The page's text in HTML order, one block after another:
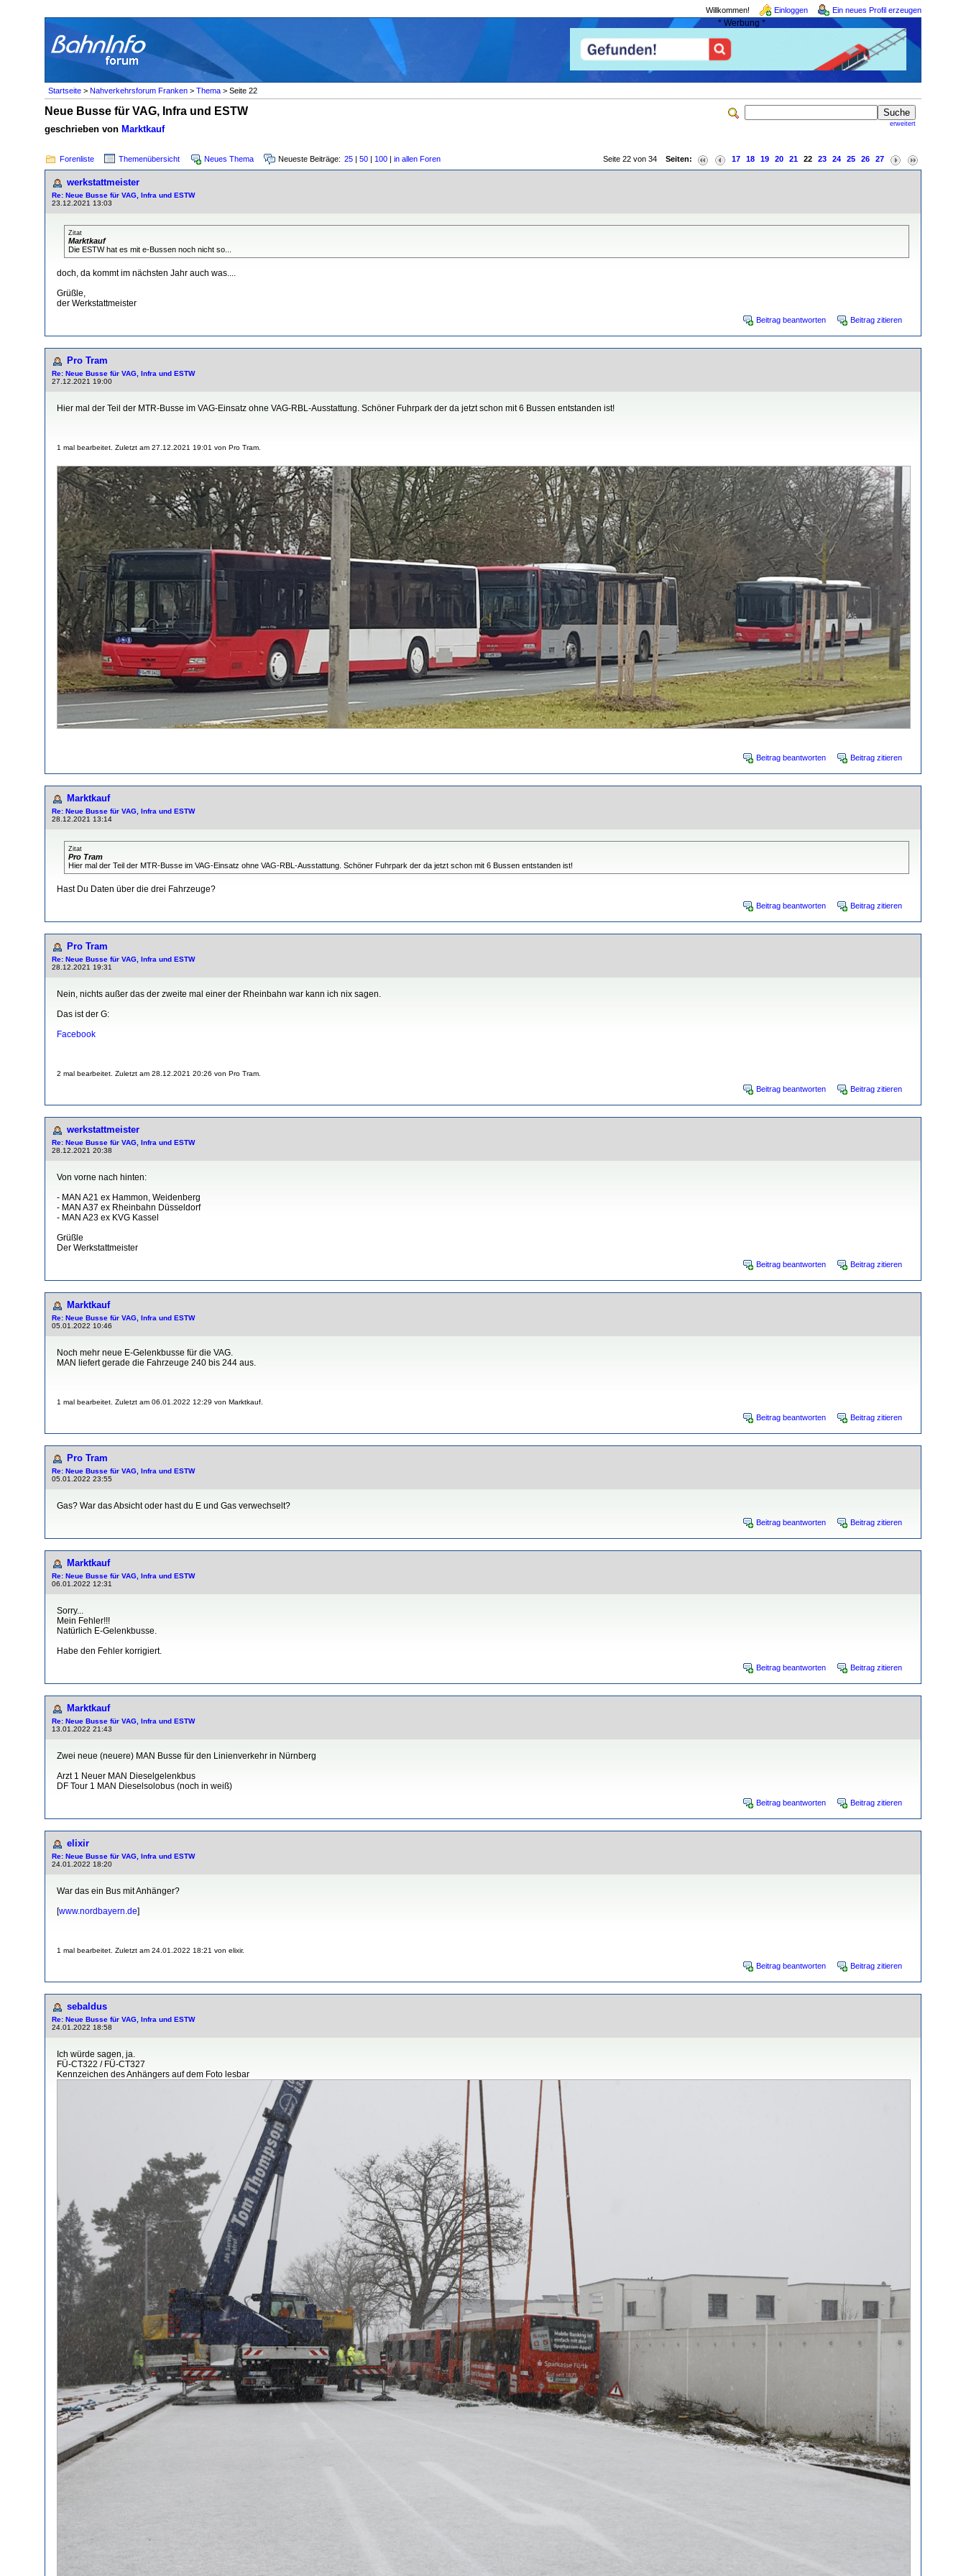
Willkommen! Einloggen Ein neues Profil erzeugen
* Werbung *
Startseite > Nahverkehrsforum Franken > Thema > Seite 22
erweitert
Neue Busse für VAG, Infra und ESTW
geschrieben von Marktkauf
Forenliste Themenübersicht Neues Thema Neueste Beiträge: 25 | 50 | 100 | in allen Foren Seite 22 von 34 Seiten: 17 18 19 20 21 22 23 24 25 26 27
werkstattmeister
Re: Neue Busse für VAG, Infra und ESTW
23.12.2021 13:03
Zitat
Marktkauf
Die ESTW hat es mit e-Bussen noch nicht so...
doch, da kommt im nächsten Jahr auch was....
Grüßle,
der Werkstattmeister
Beitrag beantworten Beitrag zitieren
Pro Tram
Re: Neue Busse für VAG, Infra und ESTW
27.12.2021 19:00
Hier mal der Teil der MTR-Busse im VAG-Einsatz ohne VAG-RBL-Ausstattung. Schöner Fuhrpark der da jetzt schon mit 6 Bussen entstanden ist!
1 mal bearbeitet. Zuletzt am 27.12.2021 19:01 von Pro Tram.
Beitrag beantworten Beitrag zitieren
Marktkauf
Re: Neue Busse für VAG, Infra und ESTW
28.12.2021 13:14
Zitat
Pro Tram
Hier mal der Teil der MTR-Busse im VAG-Einsatz ohne VAG-RBL-Ausstattung. Schöner Fuhrpark der da jetzt schon mit 6 Bussen entstanden ist!
Hast Du Daten über die drei Fahrzeuge?
Beitrag beantworten Beitrag zitieren
Pro Tram
Re: Neue Busse für VAG, Infra und ESTW
28.12.2021 19:31
Nein, nichts außer das der zweite mal einer der Rheinbahn war kann ich nix sagen.
Das ist der G:
Facebook
2 mal bearbeitet. Zuletzt am 28.12.2021 20:26 von Pro Tram.
Beitrag beantworten Beitrag zitieren
werkstattmeister
Re: Neue Busse für VAG, Infra und ESTW
28.12.2021 20:38
Von vorne nach hinten:
- MAN A21 ex Hammon, Weidenberg
- MAN A37 ex Rheinbahn Düsseldorf
- MAN A23 ex KVG Kassel
Grüßle
Der Werkstattmeister
Beitrag beantworten Beitrag zitieren
Marktkauf
Re: Neue Busse für VAG, Infra und ESTW
05.01.2022 10:46
Noch mehr neue E-Gelenkbusse für die VAG.
MAN liefert gerade die Fahrzeuge 240 bis 244 aus.
1 mal bearbeitet. Zuletzt am 06.01.2022 12:29 von Marktkauf.
Beitrag beantworten Beitrag zitieren
Pro Tram
Re: Neue Busse für VAG, Infra und ESTW
05.01.2022 23:55
Gas? War das Absicht oder hast du E und Gas verwechselt?
Beitrag beantworten Beitrag zitieren
Marktkauf
Re: Neue Busse für VAG, Infra und ESTW
06.01.2022 12:31
Sorry...
Mein Fehler!!!
Natürlich E-Gelenkbusse.
Habe den Fehler korrigiert.
Beitrag beantworten Beitrag zitieren
Marktkauf
Re: Neue Busse für VAG, Infra und ESTW
13.01.2022 21:43
Zwei neue (neuere) MAN Busse für den Linienverkehr in Nürnberg
Arzt 1 Neuer MAN Dieselgelenkbus
DF Tour 1 MAN Dieselsolobus (noch in weiß)
Beitrag beantworten Beitrag zitieren
elixir
Re: Neue Busse für VAG, Infra und ESTW
24.01.2022 18:20
War das ein Bus mit Anhänger?
[www.nordbayern.de]
1 mal bearbeitet. Zuletzt am 24.01.2022 18:21 von elixir.
Beitrag beantworten Beitrag zitieren
sebaldus
Re: Neue Busse für VAG, Infra und ESTW
24.01.2022 18:58
Ich würde sagen, ja.
FÜ-CT322 / FÜ-CT327
Kennzeichen des Anhängers auf dem Foto lesbar